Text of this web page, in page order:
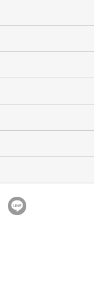
ア-」
リノベ
グ